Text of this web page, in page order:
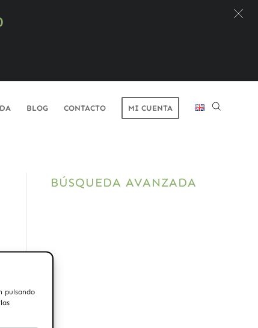
pulsando
BLOG CONTACTO MI CUENTA
BÚSQUEDA AVANZADA